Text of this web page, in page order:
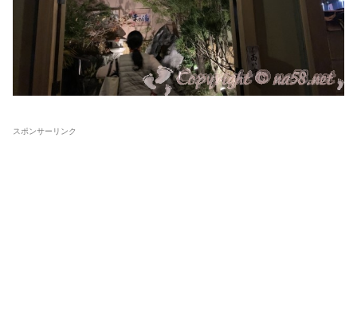
スポンサーリンク